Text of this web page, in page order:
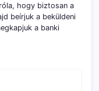
hogy biztosan a
beírjuk a beküldeni
a banki